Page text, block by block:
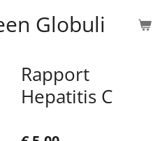
Globuli
Rapport
Hepatitis C